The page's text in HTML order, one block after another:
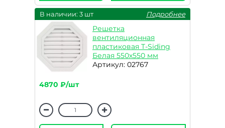
В наличии: 3 шт Подробнее
Решетка
вентиляционная
пластиковая T-Siding
Белая 550х550 мм
Артикул: 02767
4870 ₽/шт